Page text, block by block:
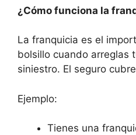
¿Cómo funciona la
La franquicia es el
bolsillo cuando arreglas
siniestro. El seguro
Ejemplo:
Tienes una